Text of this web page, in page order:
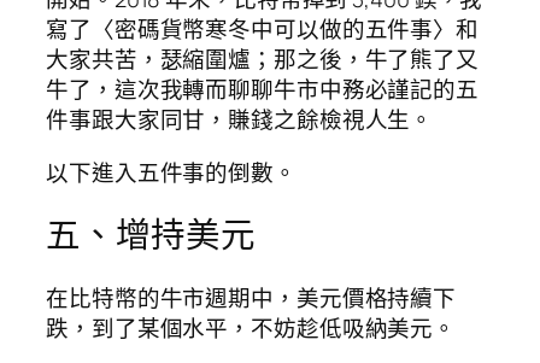
寫了〈密碼貨幣寒冬中可以做的五件事〉和
大家共苦，瑟縮圍爐；那之後，牛了熊了又
牛了，這次我轉而聊聊牛市中務必謹記的五
件事跟大家同甘，賺錢之餘檢視人生。
以下進入五件事的倒數。
五、增持美元
在比特幣的牛市週期中，美元價格持續下
跌，到了某個水平，不妨趁低吸納美元。